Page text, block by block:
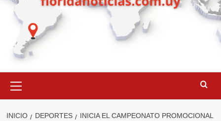
primario
INICIO DEPORTES
INICIA EL CAMPEONATO PROMOCIONAL